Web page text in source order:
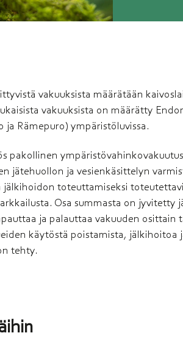
vakuuksista määrätään
vakuuksista on määrätty
Rämepuro) ympäristöluvissa.
pakollinen
jätehuollon ja vesienkäsittelyn
jälkihoidon toteuttamiseksi
Osa summasta on jyvitetty
ja palauttaa vakuuden osittain
käytöstä poistamista, jälkihoitoa
tehty.